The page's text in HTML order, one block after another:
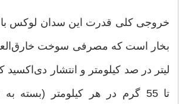
تا 55 گرم در هر کیلومتر (بسته